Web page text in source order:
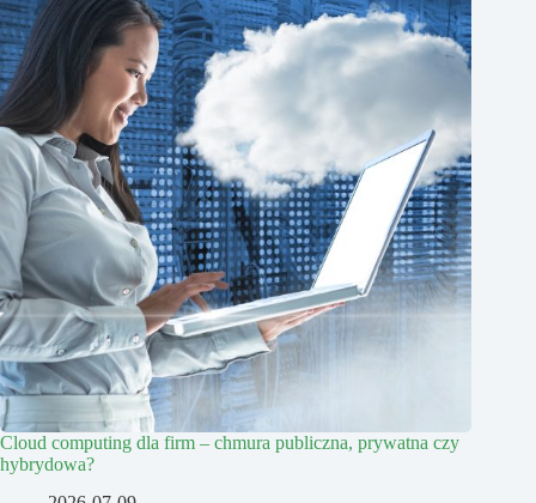
Cloud computing dla firm – chmura publiczna, prywatna czy
hybrydowa?